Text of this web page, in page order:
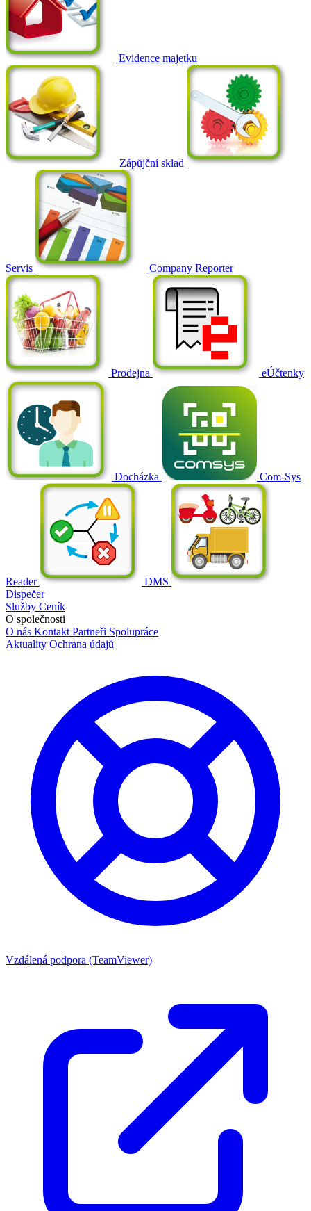
Evidence majetku
Zápůjční sklad
Servis Company Reporter
Prodejna eÚčtenky
Docházka Com-Sys
Reader
DMS
Dispečer
Služby Ceník
O společnosti
O nás Kontakt Partneři Spolupráce
Aktuality Ochrana údajů
Vzdálená podpora (TeamViewer)